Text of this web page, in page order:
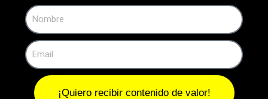
¡Quiero recibir contenido de valor!